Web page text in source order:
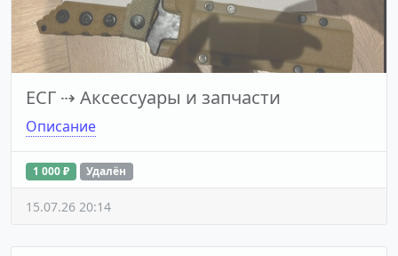
ЕСГ ⇢ Аксессуары и запчасти
Описание
1 000 ₽ Удалён
15.07.26 20:14